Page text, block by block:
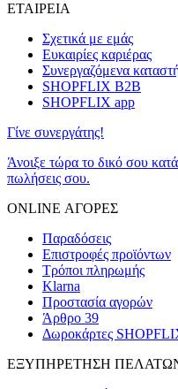
ΕΤΑΙΡΕΙΑ
Σχετικά με εμάς
Ευκαιρίες καριέρας
Συνεργαζόμενα
SHOPFLIX B2B
SHOPFLIX app
Γίνε συνεργάτης!
Άνοιξε τώρα το δικό σου
πωλήσεις σου.
ONLINE ΑΓΟΡΕΣ
Παραδόσεις
Επιστροφές προϊόντων
Τρόποι πληρωμής
Klarna
Προστασία αγορών
Άρθρο 39
Δωροκάρτες
ΕΞΥΠΗΡΕΤΗΣΗ